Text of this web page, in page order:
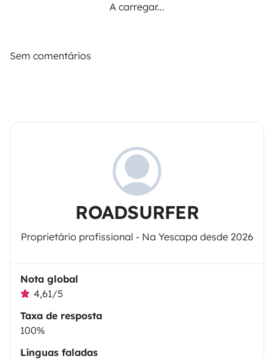
A carregar...
Sem comentários
ROADSURFER
Proprietário profissional - Na Yescapa desde 2026
Nota global
4,61/5
Taxa de resposta
100%
Línguas faladas